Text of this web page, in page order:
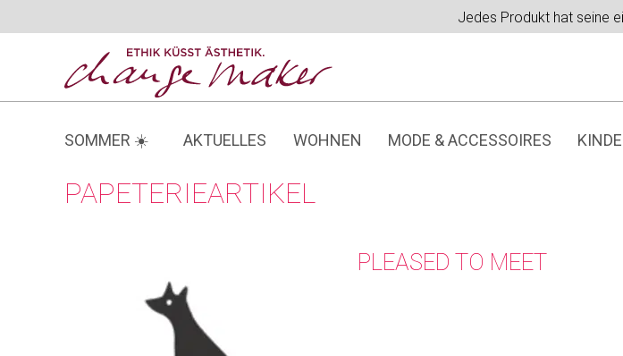
Jedes Produkt hat seine
SOMMER ☀️ AKTUELLES WOHNEN MODE & ACCESSOIRES
PAPETERIEARTIKEL
PLEASED TO MEET